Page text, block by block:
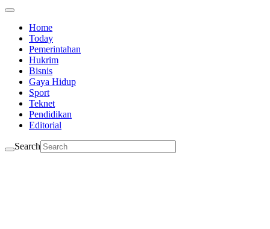
Home
Today
Pemerintahan
Hukrim
Bisnis
Gaya Hidup
Sport
Teknet
Pendidikan
Editorial
Search